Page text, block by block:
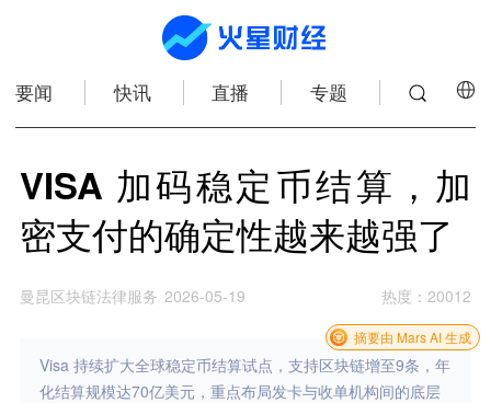
要闻 快讯 直播 专题
VISA 加码稳定币结算，加
密支付的确定性越来越强了
曼昆区块链法律服务 2026-05-19 热度 ： 20012
Visa 持续扩大全球稳定币结算试点，支持区块链增至9条，年
化结算规模达70亿美元，重点布局发卡与收单机构间的底层
摘要由 Mars AI 生成